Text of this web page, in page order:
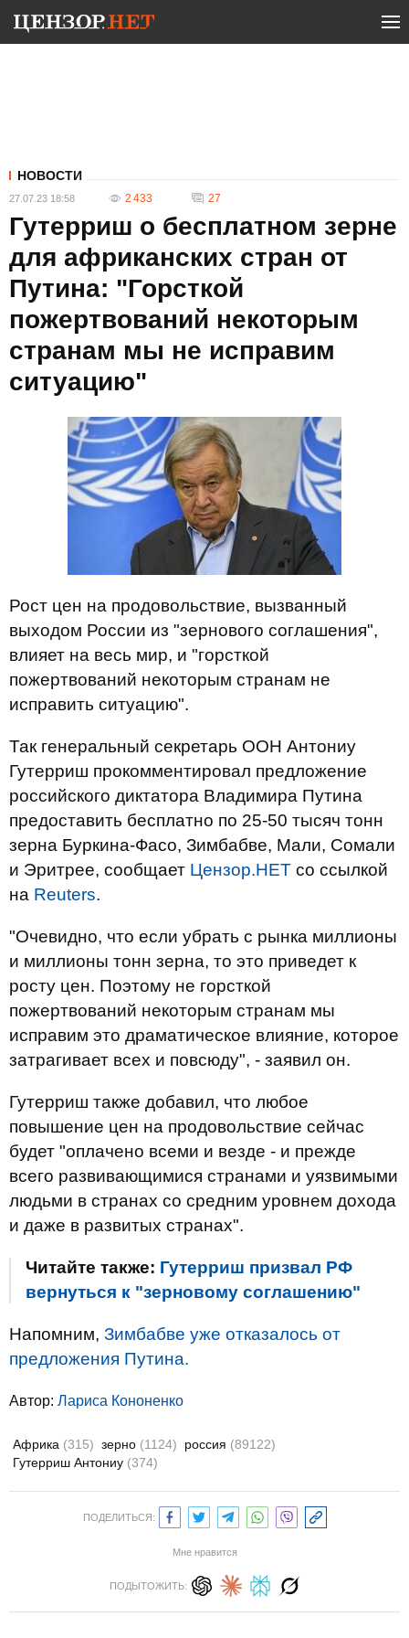
НОВОСТИ
27.07.23 18:58 2 433 27
Гутерриш о бесплатном зерне
для африканских стран от
Путина: "Горсткой
пожертвований некоторым
странам мы не исправим
ситуацию"
Рост цен на продовольствие, вызванный
выходом России из "зернового соглашения",
влияет на весь мир, и "горсткой
пожертвований некоторым странам не
исправить ситуацию".
Так генеральный секретарь ООН Антониу
Гутерриш прокомментировал предложение
российского диктатора Владимира Путина
предоставить бесплатно по 25-50 тысяч тонн
зерна Буркина-Фасо, Зимбабве, Мали, Сомали
и Эритрее, сообщает Цензор.НЕТ со ссылкой
на Reuters.
"Очевидно, что если убрать с рынка миллионы
и миллионы тонн зерна, то это приведет к
росту цен. Поэтому не горсткой
пожертвований некоторым странам мы
исправим это драматическое влияние, которое
затрагивает всех и повсюду", - заявил он.
Гутерриш также добавил, что любое
повышение цен на продовольствие сейчас
будет "оплачено всеми и везде - и прежде
всего развивающимися странами и уязвимыми
людьми в странах со средним уровнем дохода
и даже в развитых странах".
Читайте также: Гутерриш призвал РФ
вернуться к "зерновому соглашению"
Напомним, Зимбабве уже отказалось от
предложения Путина.
Автор: Лариса Кононенко
Африка (315) зерно (1124) россия (89122)
Гутерриш Антониу (374)
ПОДЕЛИТЬСЯ:
Мне нравится
ПОДЫТОЖИТЬ: